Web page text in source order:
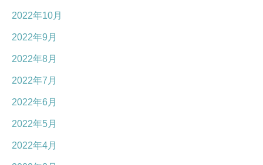
2022年10月
2022年9月
2022年8月
2022年7月
2022年6月
2022年5月
2022年4月